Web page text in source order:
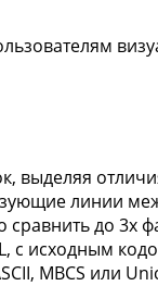
выделяя
линии
до 3х
с исходным
MBCS или